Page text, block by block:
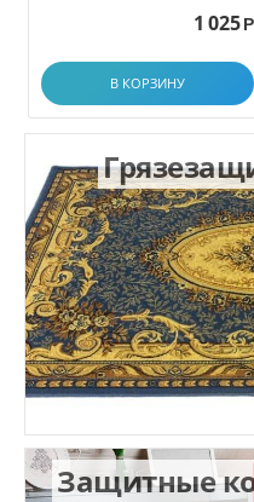
1 025 Р
В КОРЗИНУ
Защитные